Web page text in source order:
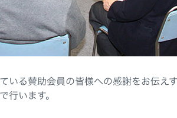
いる賛助会員の皆様への感謝をお伝え
行います。